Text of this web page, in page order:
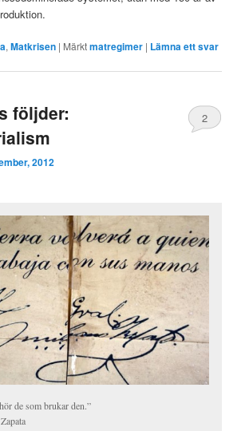
,Matkrisen | Märktmatregimer | Lämna ett svar
följder:
2012
2
de som brukar den.”